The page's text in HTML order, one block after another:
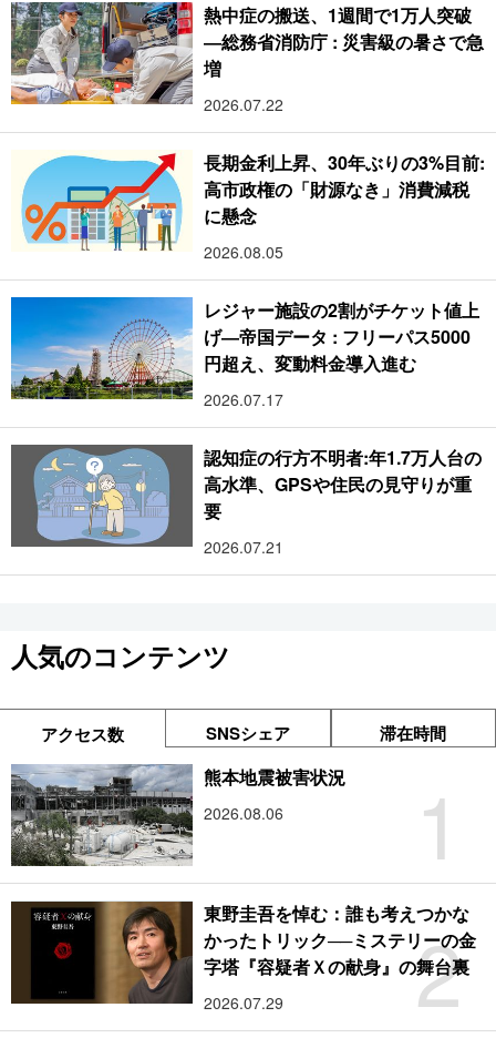
熱中症の搬送、1週間で1万人突破
―総務省消防庁 : 災害級の暑さで急
増
2026.07.22
長期金利上昇、30年ぶりの3%目前:
高市政権の「財源なき」消費減税
に懸念
2026.08.05
レジャー施設の2割がチケット値上
げ―帝国データ : フリーパス5000
円超え、変動料金導入進む
2026.07.17
認知症の行方不明者:年1.7万人台の
高水準、GPSや住民の見守りが重
要
2026.07.21
人気のコンテンツ
アクセス数 SNSシェア 滞在時間
1
熊本地震被害状況
2026.08.06
2
東野圭吾を悼む：誰も考えつかな
かったトリック──ミステリーの金
字塔『容疑者Ｘの献身』の舞台裏
2026.07.29